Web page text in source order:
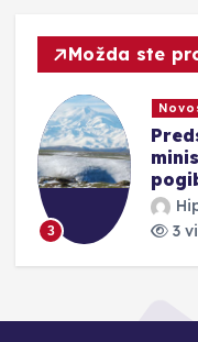
Možda ste